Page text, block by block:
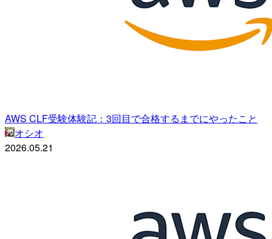
AWS CLF受験体験記：3回目で合格するまでにやったこと
オシオ
2026.05.21